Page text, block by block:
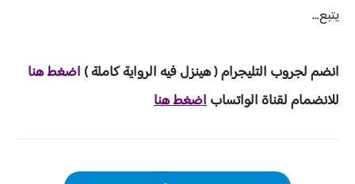
يتبع...
انضم لجروب التليجرام ( هينزل فيه الرواية كاملة ) اضغط هنا
للانضمام لقناة الواتساباضغط هنا